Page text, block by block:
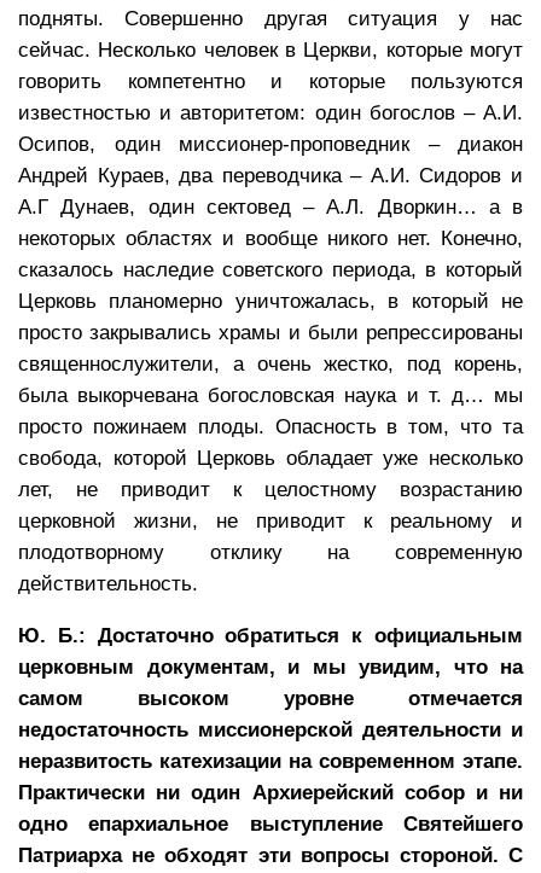
подняты. Совершенно другая ситуация у нас
сейчас. Несколько человек в Церкви, которые могут
говорить компетентно и которые пользуются
известностью и авторитетом: один богослов – А.И.
Осипов, один миссионер-проповедник – диакон
Андрей Кураев, два переводчика – А.И. Сидоров и
А.Г Дунаев, один сектовед – А.Л. Дворкин… а в
некоторых областях и вообще никого нет. Конечно,
сказалось наследие советского периода, в который
Церковь планомерно уничтожалась, в который не
просто закрывались храмы и были репрессированы
священнослужители, а очень жестко, под корень,
была выкорчевана богословская наука и т. д… мы
просто пожинаем плоды. Опасность в том, что та
свобода, которой Церковь обладает уже несколько
лет, не приводит к целостному возрастанию
церковной жизни, не приводит к реальному и
плодотворному отклику на современную
действительность.
Ю. Б.: Достаточно обратиться к официальным
церковным документам, и мы увидим, что на
самом высоком уровне отмечается
недостаточность миссионерской деятельности и
неразвитость катехизации на современном этапе.
Практически ни один Архиерейский собор и ни
одно епархиальное выступление Святейшего
Патриарха не обходят эти вопросы стороной. С